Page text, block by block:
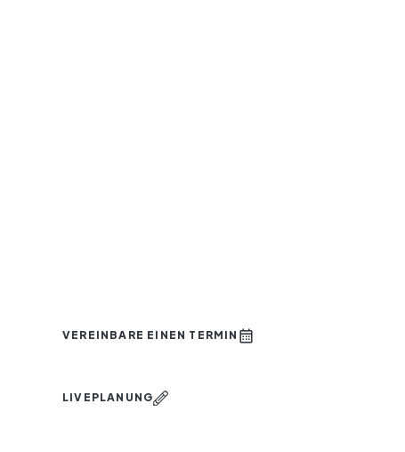
VEREINBARE EINEN TERMIN
LIVEPLANUNG